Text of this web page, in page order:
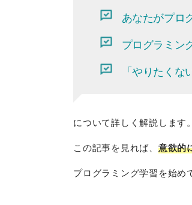
あなたがプロ
プログラミン
「やりたく
について詳しく解説します。
この記事を見れば、 意欲的
プログラミング学習を始め